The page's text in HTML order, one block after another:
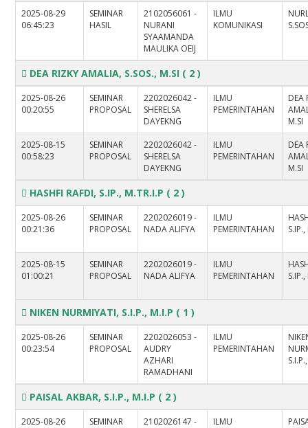
2025-08-29
06:45:23
SEMINAR
HASIL
2102056061 -
NURANI
SYAAMANDA
MAULIKA OEIJ
ILMU
KOMUNIKASI
DEA RIZKY AMALIA, S.SOS., M.SI ( 2 )
2025-08-26
00:20:55
SEMINAR
PROPOSAL
2202026042 -
SHERELSA
DAYEKNG
ILMU
PEMERINTAHAN
DEA
M.SI
2025-08-15
00:58:23
SEMINAR
PROPOSAL
2202026042 -
SHERELSA
DAYEKNG
ILMU
PEMERINTAHAN
DEA
M.SI
HASHFI RAFDI, S.IP., M.TR.I.P ( 2 )
2025-08-26
00:21:36
SEMINAR
PROPOSAL
2202026019 -
NADA ALIFYA
ILMU
PEMERINTAHAN
2025-08-15
01:00:21
SEMINAR
PROPOSAL
2202026019 -
NADA ALIFYA
ILMU
PEMERINTAHAN
NIKEN NURMIYATI, S.I.P., M.I.P ( 1 )
2025-08-26
00:23:54
SEMINAR
PROPOSAL
2202026053 -
AUDRY
AZHARI
RAMADHANI
ILMU
PEMERINTAHAN
PAISAL AKBAR, S.I.P., M.I.P ( 2 )
2025-08-26
SEMINAR
2102026147 -
ILMU